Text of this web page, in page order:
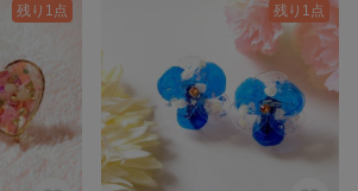
残り1点 残り1点